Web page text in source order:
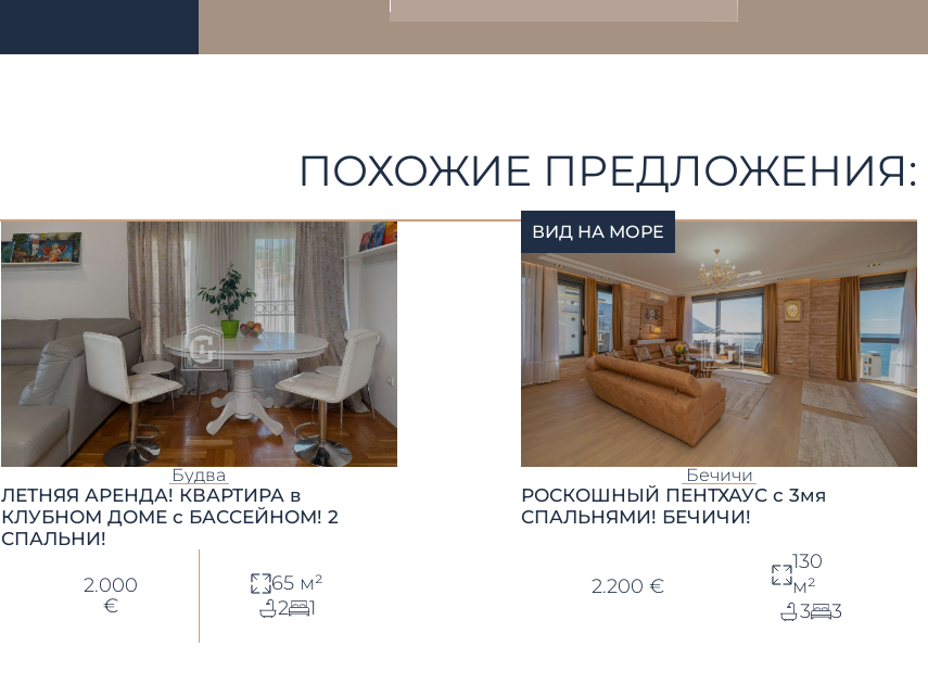
ПОХОЖИЕ ПРЕДЛОЖЕНИЯ:
Будва
ЛЕТНЯЯ АРЕНДА! КВАРТИРА в
КЛУБНОМ ДОМЕ с БАССЕЙНОМ! 2
СПАЛЬНИ!
2.000
€
65 м²
2
1
ВИД НА МОРЕ
Бечичи
РОСКОШНЫЙ ПЕНТХАУС с 3мя
СПАЛЬНЯМИ! БЕЧИЧИ!
2.200 €
130
м²
3
3